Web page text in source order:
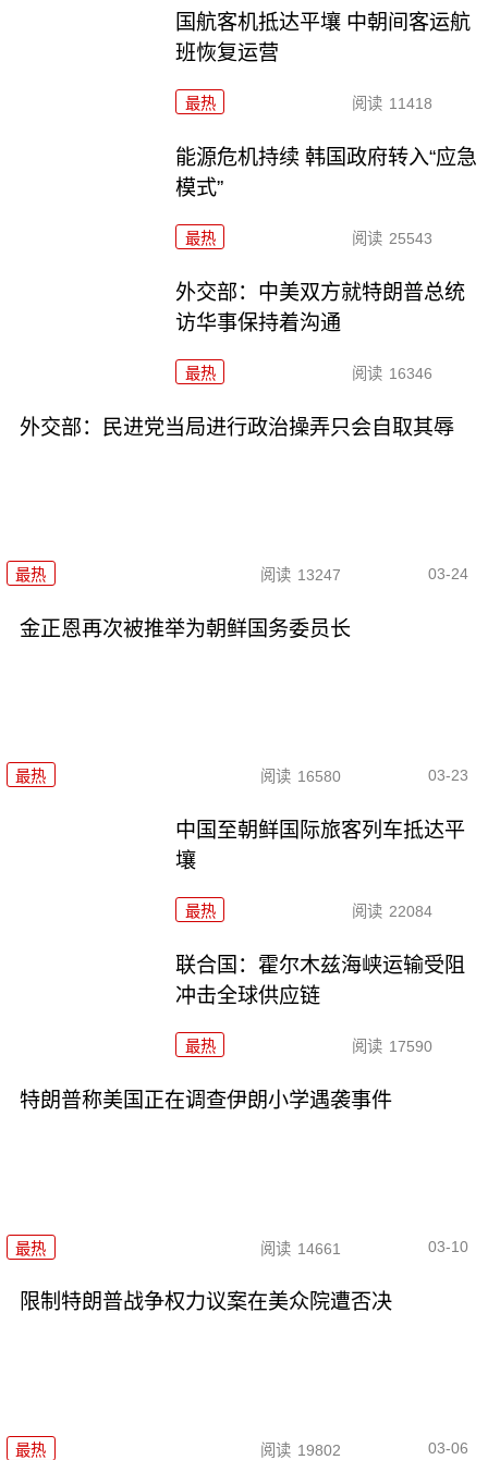
国航客机抵达平壤 中朝间客运航
班恢复运营
最热 阅读 11418
能源危机持续 韩国政府转入“应急
模式”
最热 阅读 25543
外交部：中美双方就特朗普总统
访华事保持着沟通
最热 阅读 16346
外交部：民进党当局进行政治操弄只会自取其辱
最热 阅读 13247 03-24
金正恩再次被推举为朝鲜国务委员长
最热 阅读 16580 03-23
中国至朝鲜国际旅客列车抵达平
壤
最热 阅读 22084
联合国：霍尔木兹海峡运输受阻
冲击全球供应链
最热 阅读 17590
特朗普称美国正在调查伊朗小学遇袭事件
最热 阅读 14661 03-10
限制特朗普战争权力议案在美众院遭否决
最热 阅读 19802 03-06